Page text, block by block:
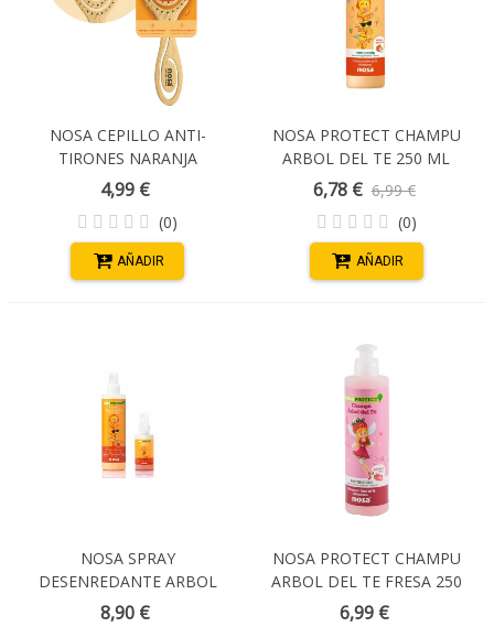
NOSA CEPILLO ANTI-
TIRONES NARANJA
4,99 €
(0)
AÑADIR
NOSA PROTECT CHAMPU
ARBOL DEL TE 250 ML
MELOCOTÓN
6,78 € 6,99 €
(0)
AÑADIR
NOSA SPRAY
DESENREDANTE ARBOL
DEL TE MELOCOTÓN 250
8,90 €
NOSA PROTECT CHAMPU
ARBOL DEL TE FRESA 250
ML
6,99 €